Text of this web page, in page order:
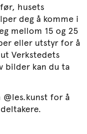
husets
deg å komme i
mellom 15 og 25
eller utstyr for å
Verkstedets
bilder kan du ta
for å